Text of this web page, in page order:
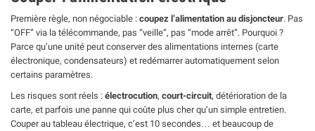
Première règle, non négociable : coupez l’alimentation au disjoncteur. Pas
“OFF” via la télécommande, pas “veille”, pas “mode arrêt”. Pourquoi ?
Parce qu’une unité peut conserver des alimentations internes (carte
électronique, condensateurs) et redémarrer automatiquement selon
certains paramètres.
Les risques sont réels : électrocution, court-circuit, détérioration de la
carte, et parfois une panne qui coûte plus cher qu’un simple entretien.
Couper au tableau électrique, c’est 10 secondes… et beaucoup de